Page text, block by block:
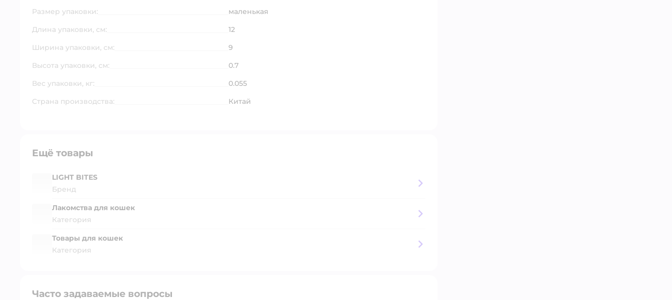
Размер упаковки:
маленькая
Длина упаковки, см:
12
Ширина упаковки, см:
9
Высота упаковки, см:
0.7
Вес упаковки, кг:
0.055
Страна производства:
Китай
Ещё товары
LIGHT BITES
Бренд
Лакомства для кошек
Категория
Товары для кошек
Категория
Часто задаваемые вопросы